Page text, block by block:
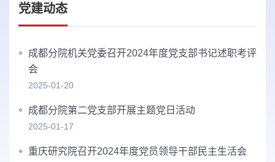
党建动态
成都分院机关党委召开2024年度党支部书记述职考评
会
2025-01-20
成都分院第二党支部开展主题党日活动
2025-01-17
重庆研究院召开2024年度党员领导干部民主生活会